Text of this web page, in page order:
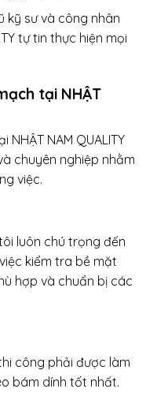
kỹ sư và công nhân
tự tin thực hiện mọi
tại NHẬT
NAM QUALITY
chuyên nghiệp nhằm
việc.
luôn chú trọng đến
kiểm tra bề mặt
hợp và chuẩn bị các
công phải được làm
bám dính tốt nhất.